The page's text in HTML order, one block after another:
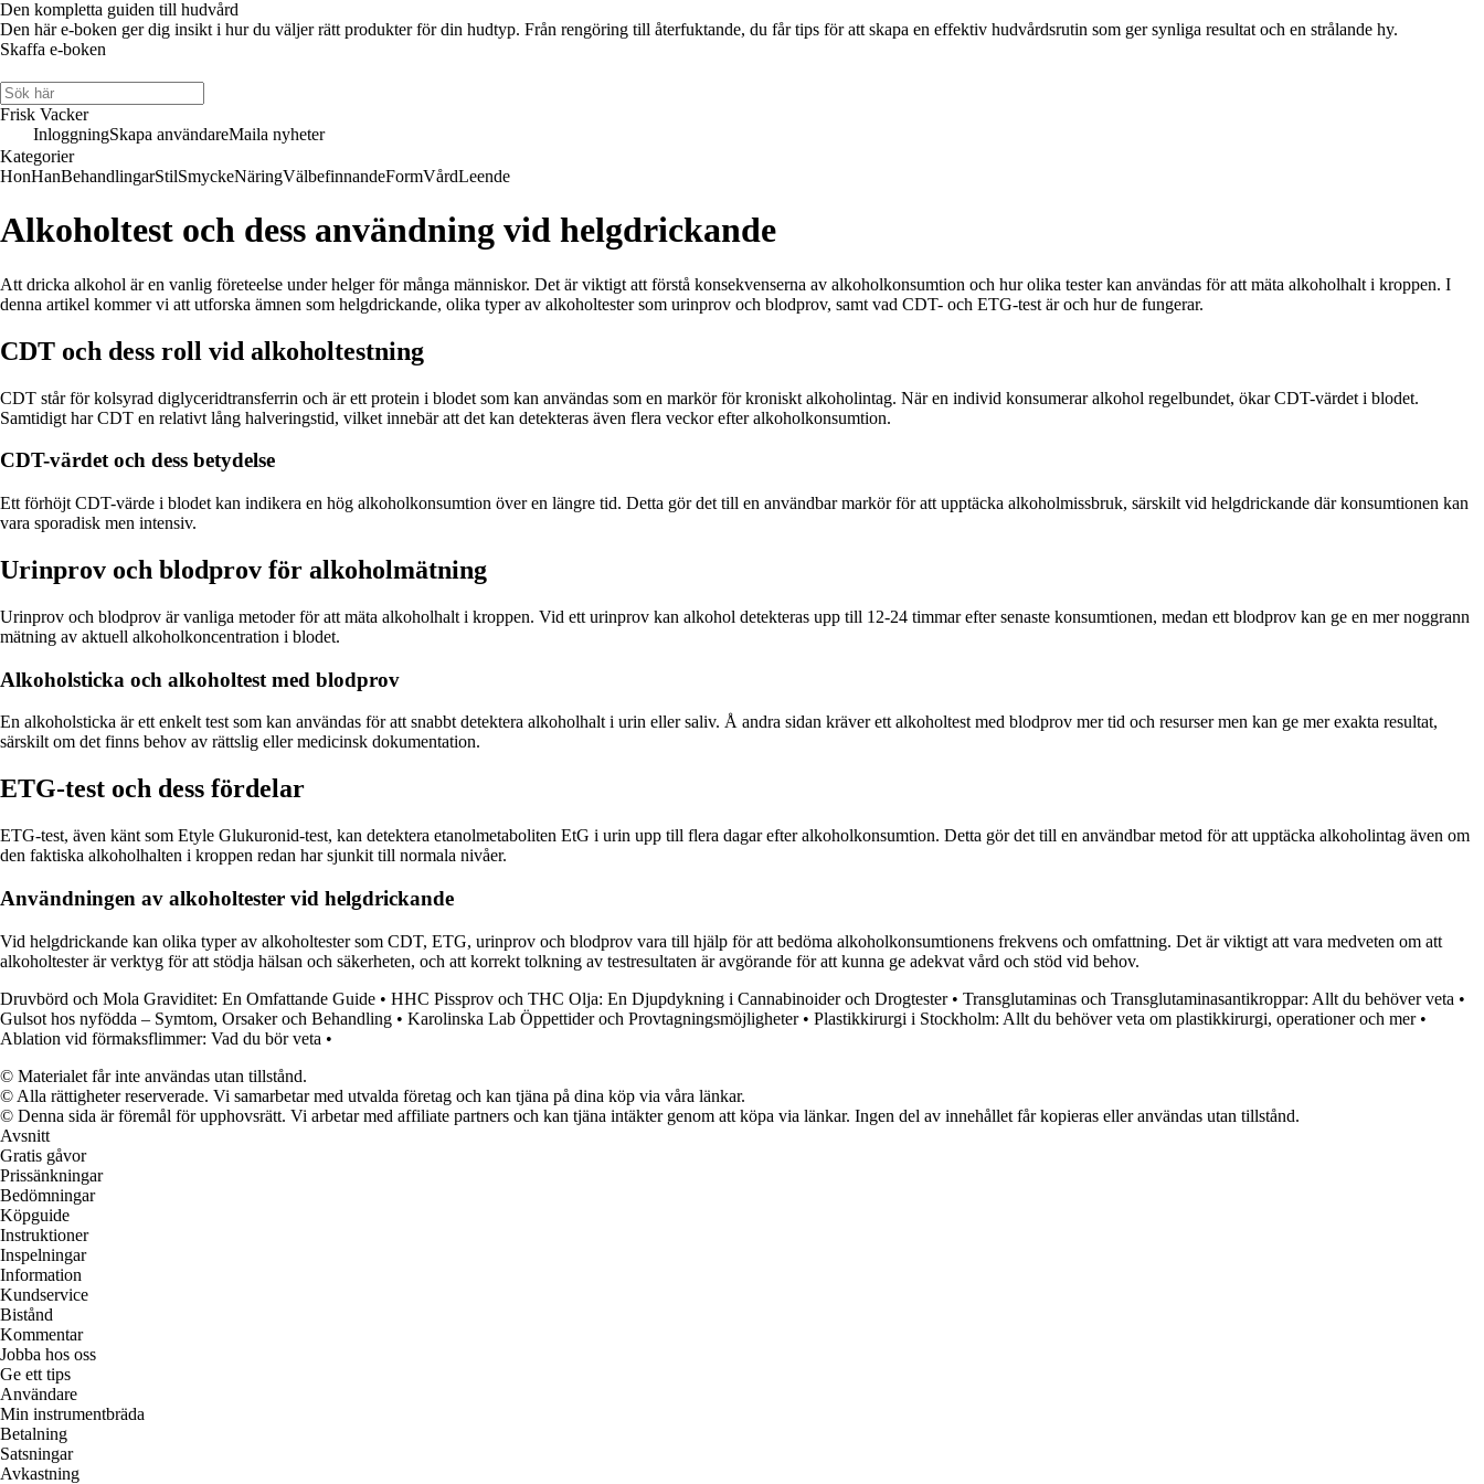
Den kompletta guiden till hudvård
Den här e-boken ger dig insikt i hur du väljer rätt produkter för din hudtyp. Från rengöring till återfuktande, du får tips för att skapa en effektiv hudvårdsrutin som ger synliga resultat och en strålande hy.
Skaffa e-boken
Frisk Vacker
InloggningSkapa användareMaila nyheter
Kategorier
HonHanBehandlingarStilSmyckeNäringVälbefinnandeFormVårdLeende
Alkoholtest och dess användning vid helgdrickande
Att dricka alkohol är en vanlig företeelse under helger för många människor. Det är viktigt att förstå konsekvenserna av alkoholkonsumtion och hur olika tester kan användas för att mäta alkoholhalt i kroppen. I
denna artikel kommer vi att utforska ämnen som helgdrickande, olika typer av alkoholtester som urinprov och blodprov, samt vad CDT- och ETG-test är och hur de fungerar.
CDT och dess roll vid alkoholtestning
CDT står för kolsyrad diglyceridtransferrin och är ett protein i blodet som kan användas som en markör för kroniskt alkoholintag. När en individ konsumerar alkohol regelbundet, ökar CDT-värdet i blodet.
Samtidigt har CDT en relativt lång halveringstid, vilket innebär att det kan detekteras även flera veckor efter alkoholkonsumtion.
CDT-värdet och dess betydelse
Ett förhöjt CDT-värde i blodet kan indikera en hög alkoholkonsumtion över en längre tid. Detta gör det till en användbar markör för att upptäcka alkoholmissbruk, särskilt vid helgdrickande där konsumtionen kan
vara sporadisk men intensiv.
Urinprov och blodprov för alkoholmätning
Urinprov och blodprov är vanliga metoder för att mäta alkoholhalt i kroppen. Vid ett urinprov kan alkohol detekteras upp till 12-24 timmar efter senaste konsumtionen, medan ett blodprov kan ge en mer noggrann
mätning av aktuell alkoholkoncentration i blodet.
Alkoholsticka och alkoholtest med blodprov
En alkoholsticka är ett enkelt test som kan användas för att snabbt detektera alkoholhalt i urin eller saliv. Å andra sidan kräver ett alkoholtest med blodprov mer tid och resurser men kan ge mer exakta resultat,
särskilt om det finns behov av rättslig eller medicinsk dokumentation.
ETG-test och dess fördelar
ETG-test, även känt som Etyle Glukuronid-test, kan detektera etanolmetaboliten EtG i urin upp till flera dagar efter alkoholkonsumtion. Detta gör det till en användbar metod för att upptäcka alkoholintag även om
den faktiska alkoholhalten i kroppen redan har sjunkit till normala nivåer.
Användningen av alkoholtester vid helgdrickande
Vid helgdrickande kan olika typer av alkoholtester som CDT, ETG, urinprov och blodprov vara till hjälp för att bedöma alkoholkonsumtionens frekvens och omfattning. Det är viktigt att vara medveten om att
alkoholtester är verktyg för att stödja hälsan och säkerheten, och att korrekt tolkning av testresultaten är avgörande för att kunna ge adekvat vård och stöd vid behov.
Druvbörd och Mola Graviditet: En Omfattande Guide • HHC Pissprov och THC Olja: En Djupdykning i Cannabinoider och Drogtester• Transglutaminas och Transglutaminasantikroppar: Allt du behöver veta •
Gulsot hos nyfödda – Symtom, Orsaker och Behandling • Karolinska Lab Öppettider och Provtagningsmöjligheter• Plastikkirurgi i Stockholm: Allt du behöver veta om plastikkirurgi, operationer och mer•
Ablation vid förmaksflimmer: Vad du bör veta •
© Materialet får inte användas utan tillstånd.
© Alla rättigheter reserverade. Vi samarbetar med utvalda företag och kan tjäna på dina köp via våra länkar.
© Denna sida är föremål för upphovsrätt. Vi arbetar med affiliate partners och kan tjäna intäkter genom att köpa via länkar. Ingen del av innehållet får kopieras eller användas utan tillstånd.
Avsnitt
Gratis gåvor
Prissänkningar
Bedömningar
Köpguide
Instruktioner
Inspelningar
Information
Kundservice
Bistånd
Kommentar
Jobba hos oss
Ge ett tips
Användare
Min instrumentbräda
Betalning
Satsningar
Avkastning